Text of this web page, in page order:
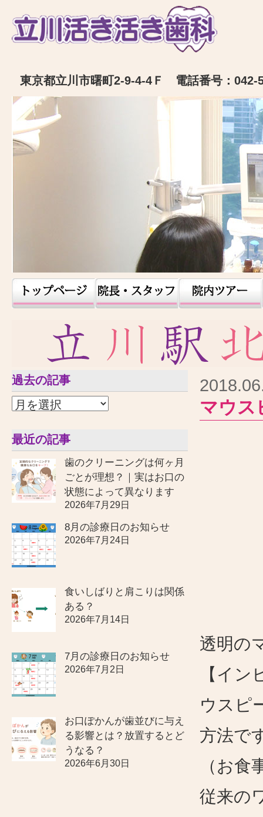
東京都立川市曙町2-9-4-4Ｆ 電話番号：042-
過去の記事
最近の記事
歯のクリーニングは何ヶ月
ごとが理想？｜実はお口の
状態によって異なります
2026年7月29日
8月の診療日のお知らせ
2026年7月24日
食いしばりと肩こりは関係
ある？
2026年7月14日
7月の診療日のお知らせ
2026年7月2日
お口ぽかんが歯並びに与え
る影響とは？放置するとど
うなる？
2026年6月30日
マウス
透明の
【イ
ウスピ
方法で
（お
従来の